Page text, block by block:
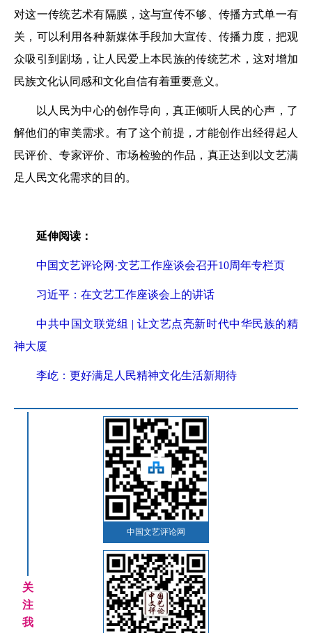
对这一传统艺术有隔膜，这与宣传不够、传播方式单一有
关，可以利用各种新媒体手段加大宣传、传播力度，把观
众吸引到剧场，让人民爱上本民族的传统艺术，这对增加
民族文化认同感和文化自信有着重要意义。
以人民为中心的创作导向，真正倾听人民的心声，了
解他们的审美需求。有了这个前提，才能创作出经得起人
民评价、专家评价、市场检验的作品，真正达到以文艺满
足人民文化需求的目的。
延伸阅读：
中国文艺评论网·文艺工作座谈会召开10周年专栏页
习近平：在文艺工作座谈会上的讲话
中共中国文联党组 | 让文艺点亮新时代中华民族的精
神大厦
李屹：更好满足人民精神文化生活新期待
关
注
我
中国文艺评论网